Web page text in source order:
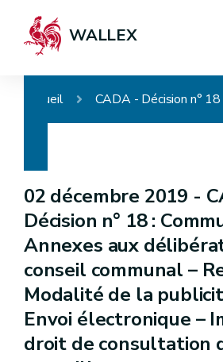
WALLEX
Accueil
02 décembre 2019 -
Décision n° 18 :
Annexes aux
conseil communal –
Modalité de la
Envoi électronique –
droit de consultation